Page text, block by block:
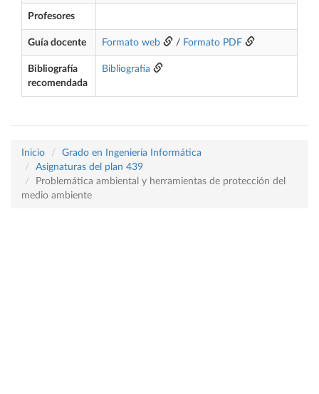
Profesores
Guía docente Formato web / Formato PDF
Bibliografía
recomendada
Bibliografía
Inicio
Grado en Ingeniería Informática
Asignaturas del plan 439
Problemática ambiental y herramientas de protección del
medio ambiente